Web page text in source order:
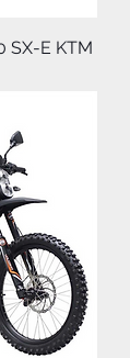
SX-E KTM